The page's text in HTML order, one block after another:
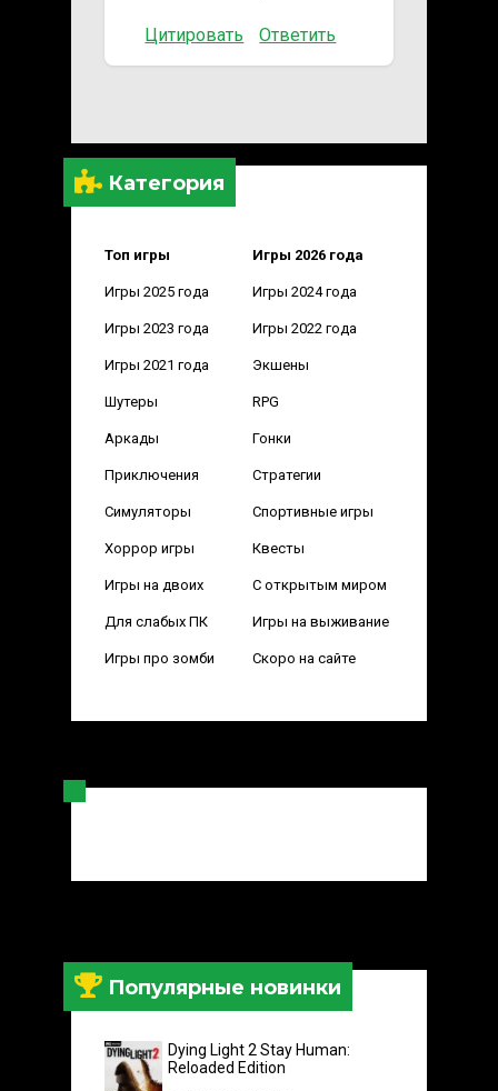
Категория
Топ игры Игры 2026 года
Игры 2025 года Игры 2024 года
Игры 2023 года Игры 2022 года
Игры 2021 года Экшены
Шутеры RPG
Аркады Гонки
Приключения Стратегии
Симуляторы Спортивные игры
Хоррор игры Квесты
Игры на двоих С открытым миром
Для слабых ПК Игры на выживание
Игры про зомби Скоро на сайте
Популярные новинки
Dying Light 2 Stay Human:
Reloaded Edition
Цитировать Ответить